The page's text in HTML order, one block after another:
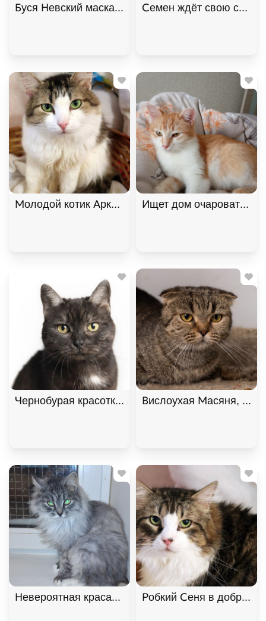
Буся Невский маскарадный котик-сирота в дар!
Семен ждёт свою семью
Молодой котик Аркадий в добрые руки
Ищет дом
Чернобурая красотка ШанельВислоухая Масяня,
Невероятная красавица Ксюша МурМяу ищет
Робкий Сеня в добрые